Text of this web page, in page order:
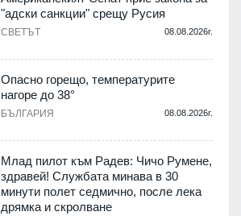
"адски санкции" срещу Русия
СВЕТЪТ 08.08.2026г.
Опасно горещо, температурите
нагоре до 38°
БЪЛГАРИЯ 08.08.2026г.
Млад пилот към Радев: Чичо Румене,
здравей! Службата минава в 30
минути полет седмично, после лека
дрямка и скролване